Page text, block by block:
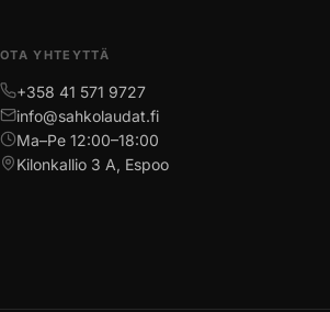
OTA YHTEYTTÄ
+358 41 571 9727
info@sahkolaudat.fi
Ma–Pe 12:00–18:00
Kilonkallio 3 A, Espoo